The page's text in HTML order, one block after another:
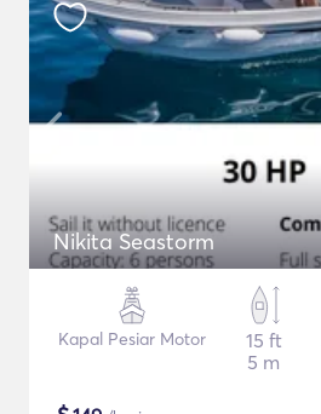
Nikita Seastorm
Kapal Pesiar Motor
15 ft
5 m